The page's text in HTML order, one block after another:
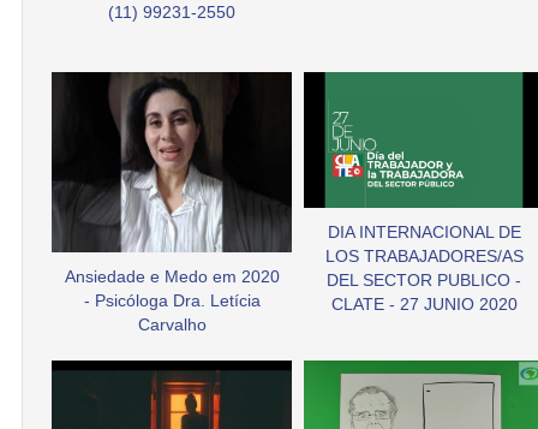
(11) 99231-2550
Ansiedade e Medo em 2020
- Psicóloga Dra. Letícia
Carvalho
DIA INTERNACIONAL DE
LOS TRABAJADORES/AS
DEL SECTOR PUBLICO -
CLATE - 27 JUNIO 2020